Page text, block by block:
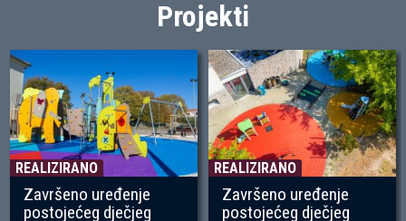
Projekti
REALIZIRANO
Završeno uređenje
postojećeg dječjeg
REALIZIRANO
Završeno uređenje
postojećeg dječjeg